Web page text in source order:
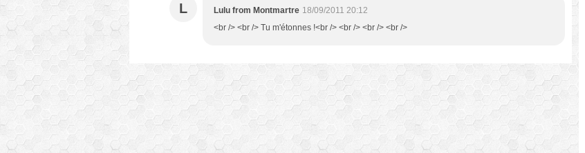
L Lulu from Montmartre 18/09/2011 20:12
<br /> <br /> Tu m'étonnes !<br /> <br /> <br /> <br />